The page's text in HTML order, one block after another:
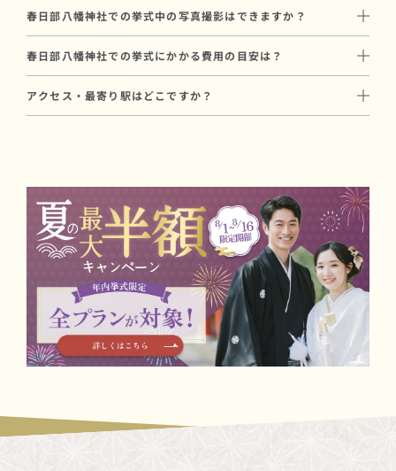
料金とは別途必要です。
親族中心の挙式から、少人数の友人を含めた挙式まで対応可能で
す。
軽にご相談ください。
春日部八幡神社での挙式中の写真撮影はできますか？
和婚スタイルでは和装に特化した経験豊富なカメラマンをご手配
春日部八幡神社での挙式にかかる費用の目安は？
可能です。
アクセス・最寄り駅はどこですか？